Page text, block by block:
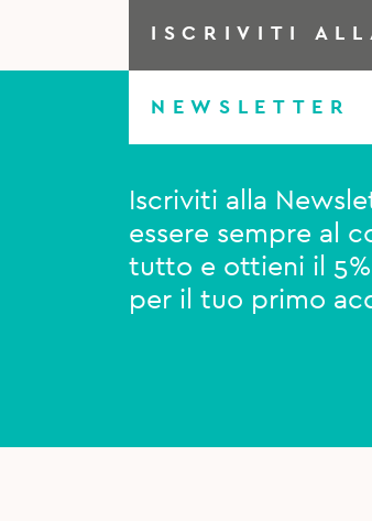
ISCRIVITI
NEWSLETTER
Iscriviti alla
essere sempre al
tutto e ottieni il
per il tuo primo